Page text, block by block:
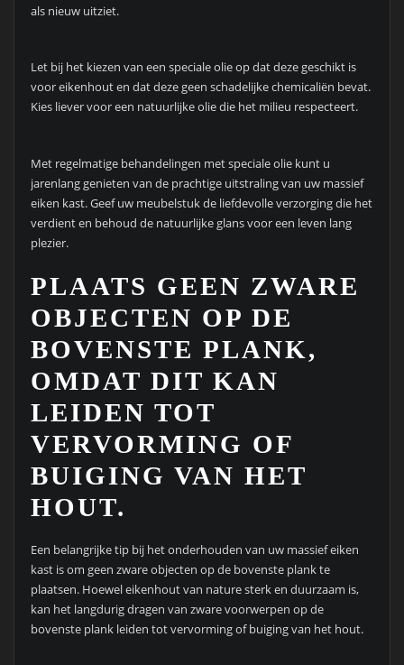
als nieuw uitziet.
Let bij het kiezen van een speciale olie op dat deze geschikt is
voor eikenhout en dat deze geen schadelijke chemicaliën bevat.
Kies liever voor een natuurlijke olie die het milieu respecteert.
Met regelmatige behandelingen met speciale olie kunt u
jarenlang genieten van de prachtige uitstraling van uw massief
eiken kast. Geef uw meubelstuk de liefdevolle verzorging die het
verdient en behoud de natuurlijke glans voor een leven lang
plezier.
PLAATS GEEN ZWARE
OBJECTEN OP DE
BOVENSTE PLANK,
OMDAT DIT KAN
LEIDEN TOT
VERVORMING OF
BUIGING VAN HET
HOUT.
Een belangrijke tip bij het onderhouden van uw massief eiken
kast is om geen zware objecten op de bovenste plank te
plaatsen. Hoewel eikenhout van nature sterk en duurzaam is,
kan het langdurig dragen van zware voorwerpen op de
bovenste plank leiden tot vervorming of buiging van het hout.